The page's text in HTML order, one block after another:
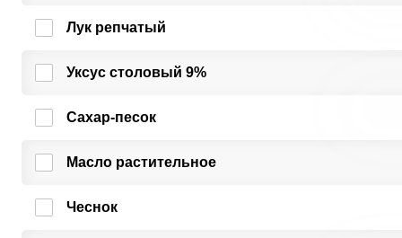
Лук репчатый
Уксус столовый 9%
Сахар-песок
Масло растительное
Чеснок